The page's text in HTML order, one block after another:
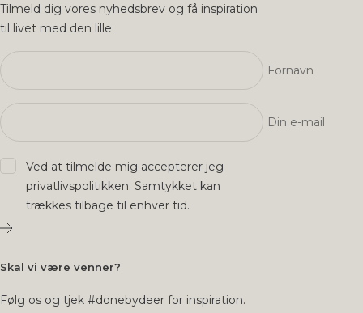
Tilmeld dig vores nyhedsbrev og få inspiration
til livet med den lille
Fornavn
Din e-mail
Ved at tilmelde mig accepterer jeg
privatlivspolitikken. Samtykket kan
trækkes tilbage til enhver tid.
Skal vi være venner?
Følg os og tjek #donebydeer for inspiration.